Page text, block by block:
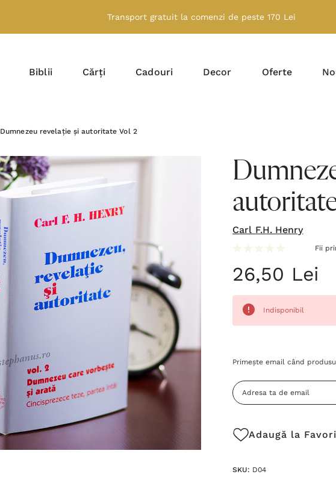
Transport gratuit la comenzi de peste 170 Lei
Biblii Cărți Cadouri Decor Oferte
Dumnezeu revelație și autoritate Vol 2
Carl F.H. Henry
Fii
26,50 Lei
Indisponibil
Grăbește-
Stocul
curent
Primește email când
Adaugă la
SKU: D04